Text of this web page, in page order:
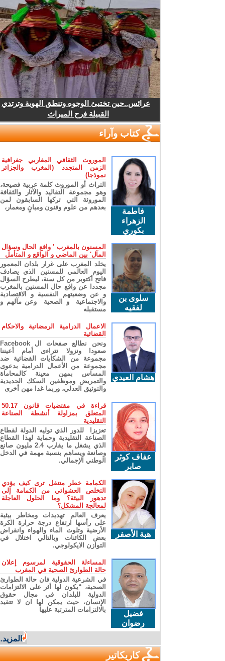
عرائس..حين تختبئ الوجوه وتنطق الهوية وترتدي
القبيلة فرح الميراث
كتاب وآراء
فاطمة
الزهراء
بكوري
الموروث الثقافي المغاربي جغرافية
الزمن المتجدد (المغرب والجزائر
نموذجا)
التراث أو الموروث كلمة عربية فصيحة،
وهو مجموعة التقاليد والآثار والثقافة
الموروثة التي تركها السابقون لمن
بعدهم من علوم وفنون ومبانٍ ومعمار،
سلوى بن
لفقيه
المسنون بالمغرب ' واقع الحال وسؤال
المآل' بين الماضي و الواقع و المتأمل
يخلد المغرب على غرار بلدان المعمور
اليوم العالمي للمسنين الذي يصادف
فاتح أكتوبر من كل سنة، ليطرح السؤال
مجددا عن واقع حال المسنين بالمغرب
و عن وضعيتهم النفسية و الاقتصادية
والاجتماعية و الصحية وعن مآلهم و
مستقبله
هشام العيدي
الاعمال الدرامية الرمضانية والاحكام
القضائية
ونحن نطالع صفحات ال Facebook
صعودا ونزولا تتراءى أمام أعيننا
مجموعة من الشكايات القضائية ضد
مجموعة من الأعمال الدرامية بدعوى
المساس بمهن معينة كالمحاماة
والتمريض وموظفين السكك الحديدية
والتوثيق العدلي، وربما غدا مهن أخرى
عفاف كوثر
صابر
قراءة في مقتضيات قانون 50.17
المتعلق بمزاولة أنشطة الصناعة
التقليدية
تعزيزا للدور الذي توليه الدولة لقطاع
الصناعة التقليدية وحماية لهذا القطاع
الذي يشغل ما يقارب 2.4 مليون صانع
وصانعة ويساهم بنسبة مهمة في الدخل
الوطني الإجمالي.
هبة الأصفر
الكمامة خطر متنقل ترى كيف يؤدي
التخلص العشوائي من الكمامة إلى
تدهور البيئة؟ وما الحلول العاجلة
لمعالجة المشكل؟
يعرف العالم تهديدات ومخاطر بيئية
على رأسها ارتفاع درجة حرارة الكرة
الأرضية وتلوث الماء والهواء وانقراض
بعض الكائنات وبالتالي اختلال في
التوازن الايكولوجي.
فضيل
رضوان
المساءلة الحقوقية لمرسوم إعلان
حالة الطوارئ الصحية في المغرب
في الشرعية الدولية فان حالة الطوارئ
الصحية، “يكون لها أثر على الالتزامات
الدولية للبلدان في مجال حقوق
الإنسان، حيث يمكن لها ان لا تتقيد
بالالتزامات المترتبة عليها
المزيد...
كاريكاتير